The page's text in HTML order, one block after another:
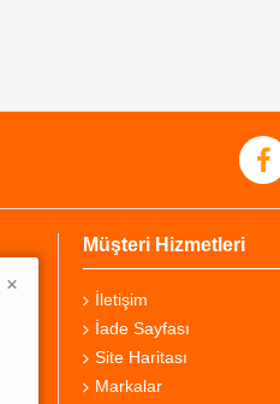
Müşteri Hizmetleri
İletişim
İade Sayfası
Site Haritası
Markalar
×